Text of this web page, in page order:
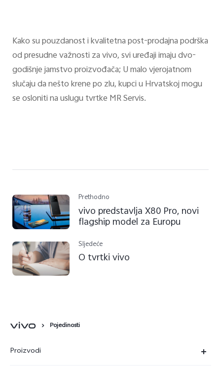
Kako su pouzdanost i kvalitetna post-prodajna podrška
od presudne važnosti za vivo, svi uređaji imaju dvo-
godišnje jamstvo proizvođača; U malo vjerojatnom
slučaju da nešto krene po zlu, kupci u Hrvatskoj mogu
se osloniti na uslugu tvrtke MR Servis.
Prethodno
vivo predstavlja X80 Pro, novi
flagship model za Europu
Sljedeće
O tvrtki vivo
Pojedinosti
Proizvodi